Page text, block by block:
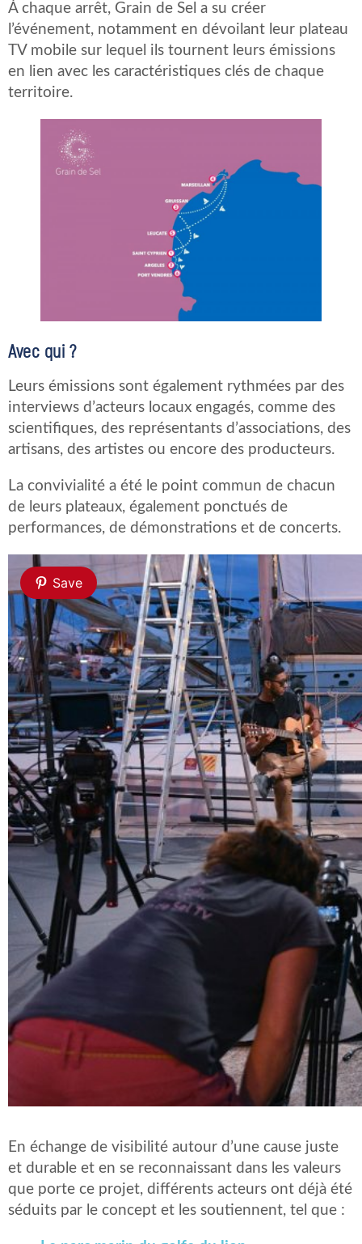
À chaque arrêt, Grain de Sel a su créer
l’événement, notamment en dévoilant leur plateau
TV mobile sur lequel ils tournent leurs émissions
en lien avec les caractéristiques clés de chaque
territoire.
Avec qui ?
Leurs émissions sont également rythmées par des
interviews d’acteurs locaux engagés, comme des
scientifiques, des représentants d’associations, des
artisans, des artistes ou encore des producteurs.
La convivialité a été le point commun de chacun
de leurs plateaux, également ponctués de
performances, de démonstrations et de concerts.
Save
En échange de visibilité autour d’une cause juste
et durable et en se reconnaissant dans les valeurs
que porte ce projet, différents acteurs ont déjà été
séduits par le concept et les soutiennent, tel que :